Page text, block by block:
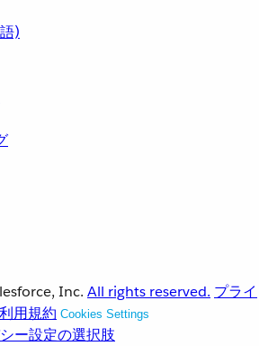
)
Inc. All rights reserved. プライ
利用規約 Cookies Settings
ー設定の選択肢